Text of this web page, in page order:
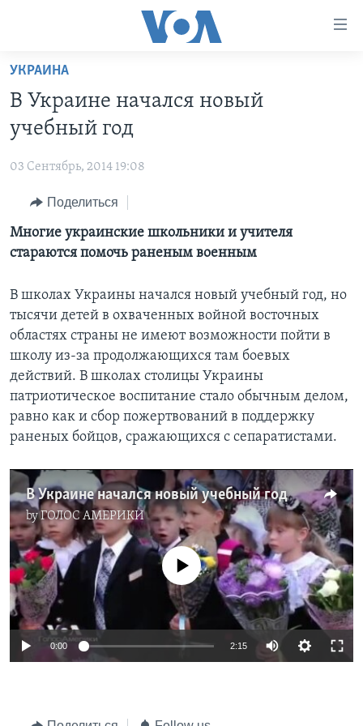
Перейти
основной
контент
Перейти
навигации
Перейти
ПРОГРАММЫ
НОВОСТИ ЗА МИНУТУ
ИТОГИ
ПОЧЕМУ ЭТО ВАЖНО?
ДИСКУССИЯ VOA
ДЕТАЛИ
НЬЮ-ЙОРК NEW YORK
УЧИМ АНГЛИЙСКИЙ
НАША АМЕРИКАНСКАЯ ИСТОРИЯ
А КАК В АМЕРИКЕ?
АРТЕФАКТЫ
АМЕРИКАНСКИЕ ГОРОДКИ
ТЕСТЫ
ЭКСПЕРТИЗА
ИНТЕРВЬЮ
ФАКТЫ ПРОТИВ ФЕЙКОВ
ЗА СВОБОДУ ПРЕССЫ
УЧИМ АНГЛИЙСКИЙ
ВИДЕО
ПОДПИСКА НА НОВОСТИ
Learning English
СОЦИАЛЬНЫЕ СЕТИ
Языки
УКРАИНА
В Украине начался новый
учебный год
03 Сентябрь, 2014 19:08
Поделиться
Многие украинские школьники и учителя
стараются помочь раненым военным
В школах Украины начался новый учебный год, но
тысячи детей в охваченных войной восточных
областях страны не имеют возможности пойти в
школу из-за продолжающихся там боевых
действий. В школах столицы Украины
патриотическое воспитание стало обычным делом,
равно как и сбор пожертвований в поддержку
раненых бойцов, сражающихся с сепаратистами.
В Украине начался новый учебный год
byГОЛОС АМЕРИКИ
No media source currently available
0:00 2:15